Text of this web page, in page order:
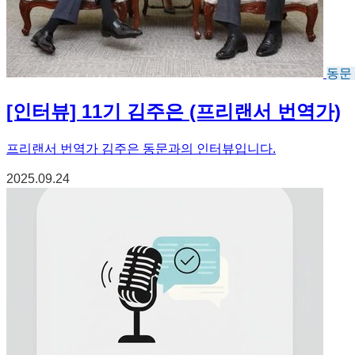
동문
[인터뷰] 11기 김주은 (프리랜서 번역가)
프리랜서 번역가 김주은 동문과의 인터뷰입니다.
2025.09.24